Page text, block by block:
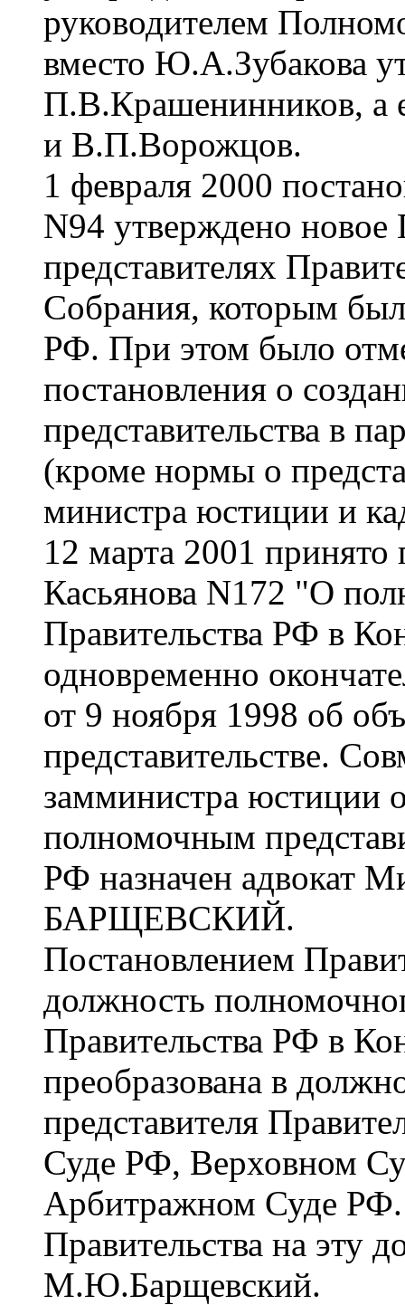
руководителем
вместо Ю.А.Зубакова
П.В.Крашенинников, а
и В.П.Ворожцов.
1 февраля 2000
N94 утверждено
представителях
Собрания, которым
РФ. При этом было
постановления о
представительства в
(кроме нормы о
министра юстиции и
12 марта 2001 принято
Касьянова N172 "О
Правительства РФ в
одновременно
от 9 ноября 1998 об
представительстве.
замминистра юстиции
полномочным
РФ назначен адвокат
БАРЩЕВСКИЙ.
Постановлением
должность
Правительства РФ в
преобразована в
представителя
Суде РФ, Верховном
Арбитражном Суде РФ.
Правительства на эту
М.Ю.Барщевский.